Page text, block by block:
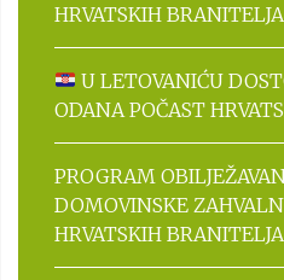
HRVATSKIH BRANITELJA
U LETOVANIĆU
ODANA POČAST
PROGRAM
DOMOVINSKE
HRVATSKIH BRANITELJA